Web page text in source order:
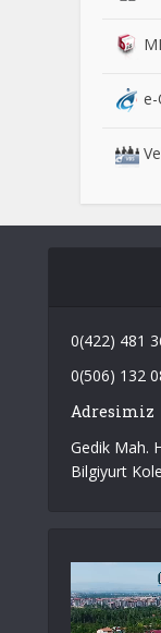
e-
0(422) 481
0(506) 132
Adresimiz
Gedik Mah.
Bilgiyurt